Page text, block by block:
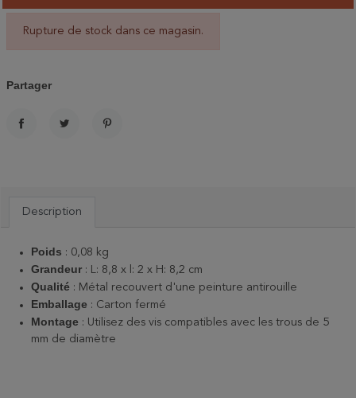
Rupture de stock dans ce magasin.
Partager
Description
Poids : 0,08 kg
Grandeur : L: 8,8 x l: 2 x H: 8,2 cm
Qualité : Métal recouvert d'une peinture antirouille
Emballage : Carton fermé
Montage : Utilisez des vis compatibles avec les trous de 5
mm de diamètre